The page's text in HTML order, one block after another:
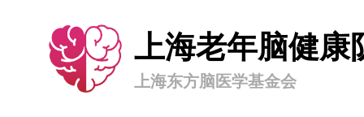
上海老年脑健康
上海东方脑医学基金会